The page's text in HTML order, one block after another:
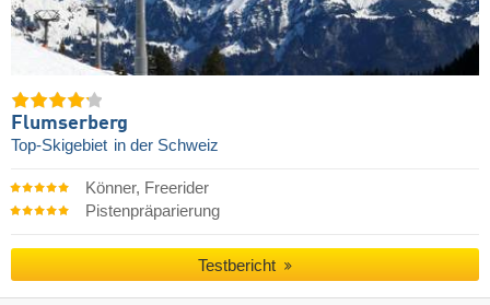
Flumserberg
Top-Skigebiet in der Schweiz
Könner, Freerider
Pistenpräparierung
Testbericht